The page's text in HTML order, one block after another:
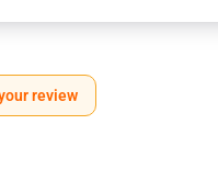
review